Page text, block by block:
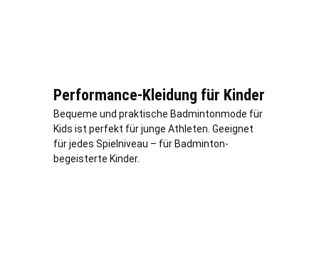
Performance-Kleidung für Kinder
Bequeme und praktische Badmintonmode für
Kids ist perfekt für junge Athleten. Geeignet
für jedes Spielniveau – für Badminton-
begeisterte Kinder.